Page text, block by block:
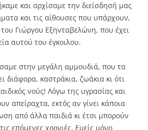
και αρχίσαμε την διείσδησή μας
και τις αίθουσες που υπάρχουν,
Γιώργου Εξηνταβελώνη, που έχει
αυτού του έγκοιλου.
στην μεγάλη αμμουδιά, που τα
διάφορα, καστράκια, ζωάκια κι ότι
νούς! Λόγω της υγρασίας και
απείραχτα, εκτός αν γίνει κάποια
από άλλα παιδιά κι έτσι μπορούν
επόμενες χρονιές. Εμείς μόνο